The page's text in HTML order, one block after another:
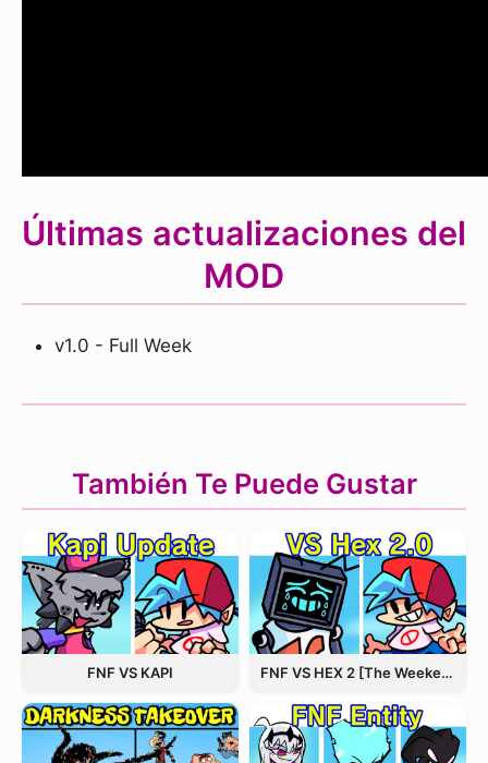
Últimas actualizaciones del
MOD
v1.0 - Full Week
También Te Puede Gustar
FNF VS KAPI FNF VS HEX 2 [The Weekend Update]